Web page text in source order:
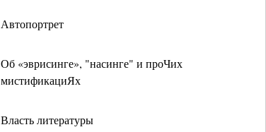
Автопортрет
Об «эврисинге», "насинге" и проЧих
мистификациЯх
Власть литературы